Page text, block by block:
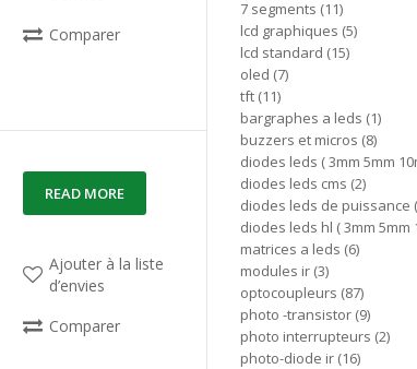
Comparer
READ MORE
Ajouter à la liste
d’envies
Comparer
7 segments 11
lcd graphiques 5
lcd standard 15
oled 7
tft 11
bargraphes a leds 1
buzzers et micros 8
diodes leds ( 3mm 5mm
diodes leds cms 2
diodes leds de puissance
diodes leds hl ( 3mm 5mm
matrices a leds 6
modules ir 3
optocoupleurs 87
photo -transistor 9
photo interrupteurs 2
photo-diode ir 16